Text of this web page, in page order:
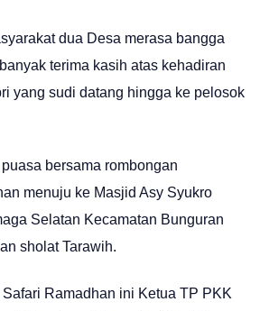
dua Desa merasa bangga
terima kasih atas kehadiran
yang sudi datang hingga ke pelosok
bersama rombongan
menuju ke Masjid Asy Syukro
Selatan Kecamatan Bunguran
sholat Tarawih.
Ramadhan ini Ketua TP PKK